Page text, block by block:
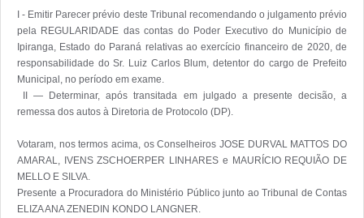
I - Emitir Parecer prévio deste Tribunal recomendando o julgamento prévio
pela REGULARIDADE das contas do Poder Executivo do Município de
Ipiranga, Estado do Paraná relativas ao exercício financeiro de 2020, de
responsabilidade do Sr. Luiz Carlos Blum, detentor do cargo de Prefeito
Municipal, no período em exame.
remessa dos autos à Diretoria de Protocolo (DP).
Votaram, nos termos acima, os Conselheiros JOSE DURVAL MATTOS DO
AMARAL, IVENS ZSCHOERPER LINHARES e MAURÍCIO REQUIÃO DE
MELLO E SILVA.
Presente a Procuradora do Ministério Público junto ao Tribunal de Contas
ELIZA ANA ZENEDIN KONDO LANGNER.